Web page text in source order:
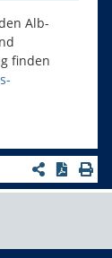
Alb-
finden